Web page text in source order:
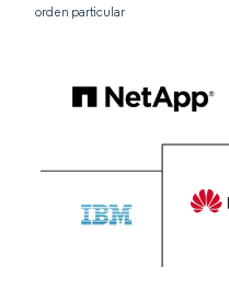
orden particular